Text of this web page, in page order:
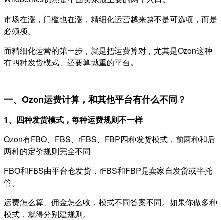
市场在涨，门槛也在涨，精细化运营越来越不是可选项，而是
必须项。
而精细化运营的第一步，就是把运费算对，尤其是Ozon这种
有四种发货模式、还要算抛重的平台。
一、Ozon运费计算，和其他平台有什么不同？
1、四种发货模式，每种运费规则不一样
Ozon有FBO、FBS、rFBS、FBP四种发货模式，前两种和后
两种的定价规则完全不同
FBO和FBS由平台仓发货，rFBS和FBP是卖家自发货或半托
管。
运费怎么算、佣金怎么收，模式不同答案不同。如果你做多种
模式，就得分别建规则。